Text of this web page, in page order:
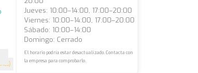
Jueves: 10:00–14:00, 17:00–20:00
Viernes: 10:00–14:00, 17:00–20:00
Sábado: 10:00–14:00
Domingo: Cerrado
El horario podría estar desactualizado. Contacta con
la empresa para comprobarlo.